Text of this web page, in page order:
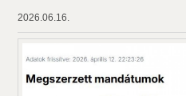
2026.06.16.